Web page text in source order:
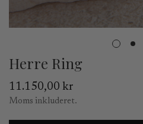
Herre Ring
Normal
pris
11.150,00 kr
Moms inkluderet.